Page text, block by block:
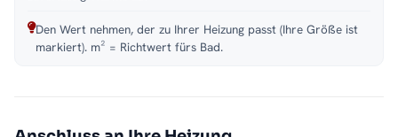
Den Wert nehmen, der zu Ihrer Heizung passt (Ihre Größe ist
markiert). m² = Richtwert fürs Bad.